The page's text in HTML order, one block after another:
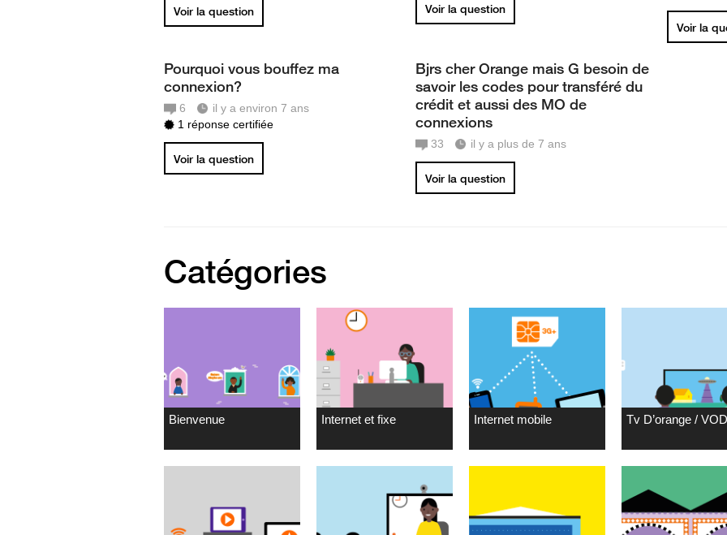
Voir la question Voir la question
Voir la
Pourquoi vous bouffez ma
connexion?
6
il y a environ 7 ans
1 réponse certifiée
Voir la question
Bjrs cher Orange mais G besoin de
savoir les codes pour transféré du
crédit et aussi des MO de
connexions
33 il y a plus de 7 ans
Voir la question
Catégories
Bienvenue Internet et fixe Internet mobile Tv D’orange / VOD